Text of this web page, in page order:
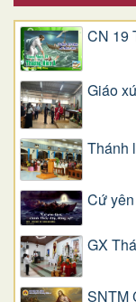
CN 19
Giáo
Thánh
Cứ
GX
SNTM